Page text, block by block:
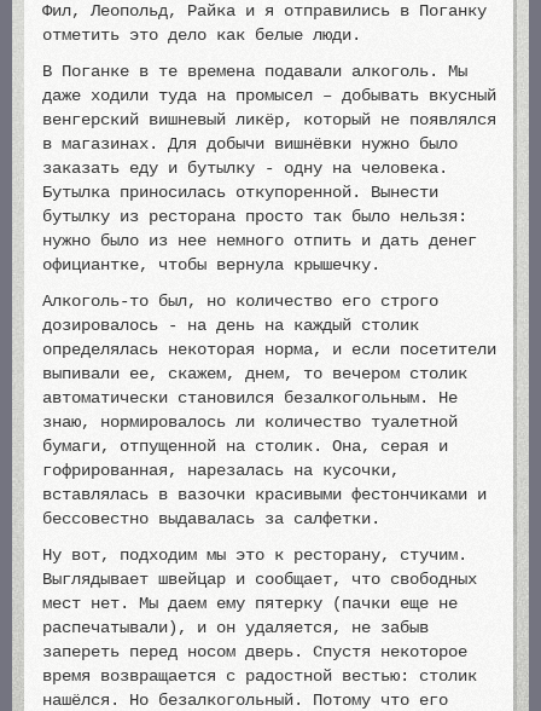
Фил, Леопольд, Райка и я отправились в Поганку
отметить это дело как белые люди.
В Поганке в те времена подавали алкоголь. Мы
даже ходили туда на промысел – добывать вкусный
венгерский вишневый ликёр, который не появлялся
в магазинах. Для добычи вишнёвки нужно было
заказать еду и бутылку - одну на человека.
Бутылка приносилась откупоренной. Вынести
бутылку из ресторана просто так было нельзя:
нужно было из нее немного отпить и дать денег
официантке, чтобы вернула крышечку.
Алкоголь-то был, но количество его строго
дозировалось - на день на каждый столик
определялась некоторая норма, и если посетители
выпивали ее, скажем, днем, то вечером столик
автоматически становился безалкогольным. Не
знаю, нормировалось ли количество туалетной
бумаги, отпущенной на столик. Она, серая и
гофрированная, нарезалась на кусочки,
вставлялась в вазочки красивыми фестончиками и
бессовестно выдавалась за салфетки.
Ну вот, подходим мы это к ресторану, стучим.
Выглядывает швейцар и сообщает, что свободных
мест нет. Мы даем ему пятерку (пачки еще не
распечатывали), и он удаляется, не забыв
запереть перед носом дверь. Спустя некоторое
время возвращается с радостной вестью: столик
нашёлся. Но безалкогольный. Потому что его